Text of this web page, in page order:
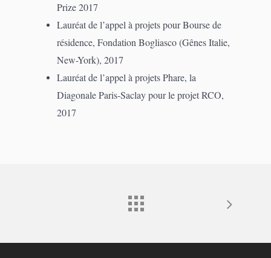
Prize 2017
Lauréat de l’appel à projets pour Bourse de
résidence, Fondation Bogliasco (Gênes Italie,
New-York), 2017
Lauréat de l’appel à projets Phare, la
Diagonale Paris-Saclay pour le projet RCO,
2017